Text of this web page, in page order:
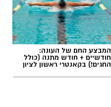
המבצע החם של העונה:
חודשיים + חודש מתנה (כולל
החגים!) בקאנטרי ראשון לציון